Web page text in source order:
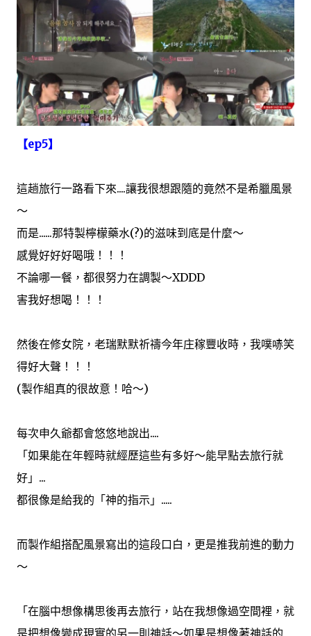
【ep5】
這趟旅行一路看下來....讓我很想跟隨的竟然不是希臘風景
～
而是......那特製檸檬藥水(?)的滋味到底是什麼～
感覺好好好喝哦！！！
不論哪一餐，都很努力在調製～XDDD
害我好想喝！！！
然後在修女院，老瑞默默祈禱今年庄稼豐收時，我噗哧笑
得好大聲！！！
(製作組真的很故意！哈～)
每次申久爺都會悠悠地說出....
「如果能在年輕時就經歷這些有多好～能早點去旅行就
好」...
都很像是給我的「神的指示」.....
而製作組搭配風景寫出的這段口白，更是推我前進的動力
～
「在腦中想像構思後再去旅行，站在我想像過空間裡，就
是把想像變成現實的另一則神話～如果是想像著神話的